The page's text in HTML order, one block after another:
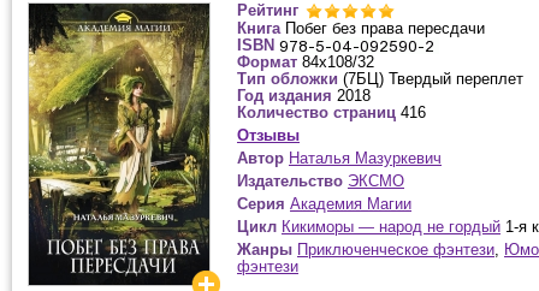
Рейтинг
Книга Побег без права пересдачи
ISBN
Формат 84x108/32
Тип обложки (7БЦ) Твердый переплет
Год издания 2018
Количество страниц 416
Отзывы
Автор Наталья Мазуркевич
Издательство ЭКСМО
Серия Академия Магии
Цикл Кикиморы — народ не гордый 1-я
Жанры Приключенческое фэнтези,
фэнтези